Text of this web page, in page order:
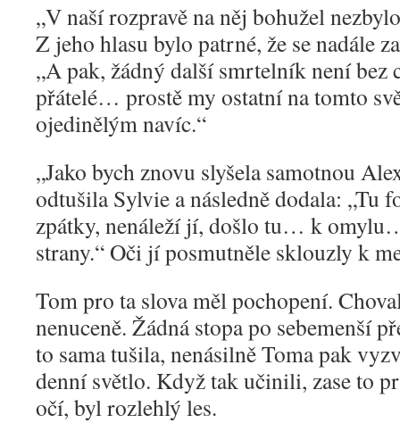
„V naší rozpravě na něj bohužel
Z jeho hlasu bylo patrné, že se nadále
„A pak, žádný další smrtelník není bez
přátelé… prostě my ostatní na tomto
ojedinělým navíc.“
„Jako bych znovu slyšela samotnou
odtušila Sylvie a následně dodala: „Tu
zpátky, nenáleží jí, došlo tu… k
strany.“ Oči jí posmutněle sklouzly k
Tom pro ta slova měl pochopení.
nenuceně. Žádná stopa po sebemenší
to sama tušila, nenásilně Toma pak
denní světlo. Když tak učinili, zase to
očí, byl rozlehlý les.